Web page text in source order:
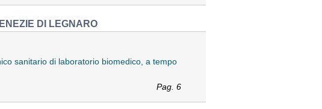
DI LEGNARO
sanitario di laboratorio biomedico, a tempo
Pag. 6